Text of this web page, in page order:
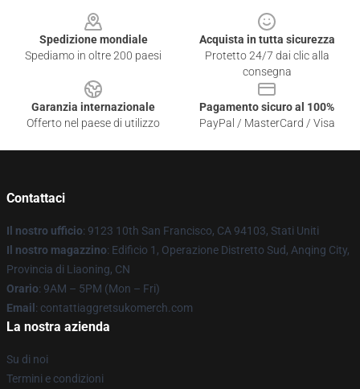
Spedizione mondiale
Spediamo in oltre 200 paesi
Acquista in tutta sicurezza
Protetto 24/7 dai clic alla
consegna
Garanzia internazionale
Offerto nel paese di utilizzo
Pagamento sicuro al 100%
PayPal / MasterCard / Visa
Contattaci
Il nostro ufficio: 9123 10th San Francisco, CA 94103, Stati Uniti
Il nostro magazzino: Edificio 1, Operazione Distretto Sud, Anqing City,
Provincia di Liaoning, CN
Orario: 9AM – 5PM (Mon – Fri)
Email : contattiaggretsukomerch.com
La nostra azienda
Su di noi
Termini e condizioni